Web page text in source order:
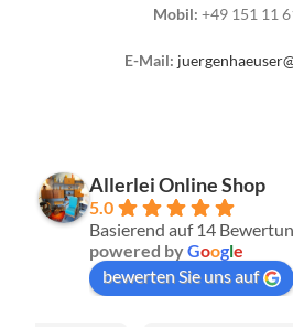
Mobil: +49 151 11
E-Mail:
Allerlei Online Shop
5.0
Basierend auf 14
powered byGoogle
bewerten Sie uns auf